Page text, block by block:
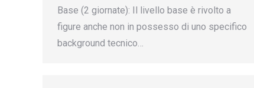
Base (2 giornate): Il livello base è rivolto a
figure anche non in possesso di uno specifico
background tecnico…